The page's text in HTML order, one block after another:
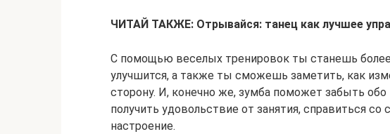
ЧИТАЙ ТАКЖЕ: Отрывайся: танец как лучшее
С помощью веселых тренировок ты станешь более
улучшится, а также ты сможешь заметить, как
сторону. И, конечно же, зумба поможет забыть обо
получить удовольствие от занятия, справиться
настроение.